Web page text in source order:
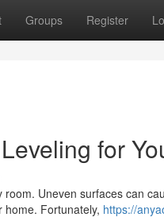
Groups Register
for
Uneven surfaces can
Fortunately, https://